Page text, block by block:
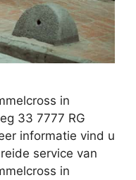
in
33 7777 RG
informatie vind u
service van
in